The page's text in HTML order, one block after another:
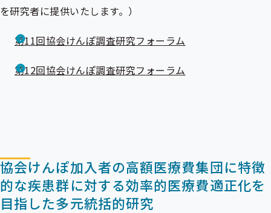
を研究者に提供いたします。）
第11回協会けんぽ調査研究フォーラム
第12回協会けんぽ調査研究フォーラム
協会けんぽ加入者の高額医療費集団に特徴
的な疾患群に対する効率的医療費適正化を
目指した多元統括的研究